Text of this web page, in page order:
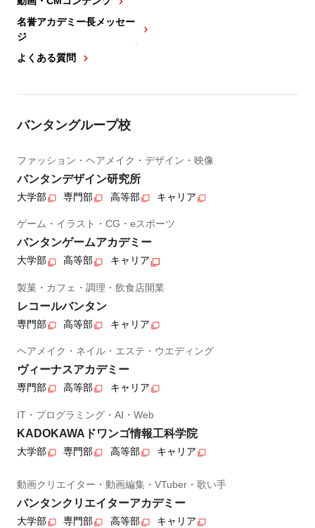
名誉アカデミー長メッセー
ジ
よくある質問
バンタングループ校
ファッション・ヘアメイク・デザイン・映像
バンタンデザイン研究所
大学部 専門部 高等部 キャリア
ゲーム・イラスト・CG・eスポーツ
バンタンゲームアカデミー
大学部 高等部 キャリア
製菓・カフェ・調理・飲食店開業
レコールバンタン
専門部 高等部 キャリア
ヘアメイク・ネイル・エステ・ウエディング
ヴィーナスアカデミー
専門部 高等部 キャリア
IT・プログラミング・AI・Web
KADOKAWAドワンゴ情報工科学院
大学部 専門部 高等部 キャリア
動画クリエイター・動画編集・VTuber・歌い手
バンタンクリエイターアカデミー
大学部 専門部 高等部 キャリア